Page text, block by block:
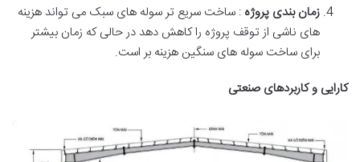
زمان بندی پروژه : ساخت سریع تر سوله های سبک می تواند هزینه
های ناشی از توقف پروژه را کاهش دهد در حالی که زمان بیشتر
برای ساخت سوله های سنگین هزینه بر است.
کارایی و کاربردهای صنعتی